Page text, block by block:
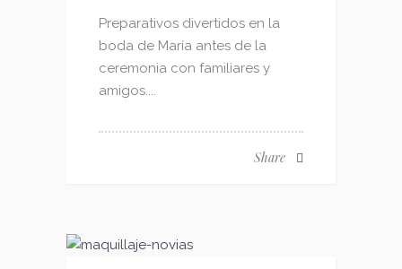
Preparativos divertidos en la
boda de María antes de la
ceremonia con familiares y
amigos....
Share